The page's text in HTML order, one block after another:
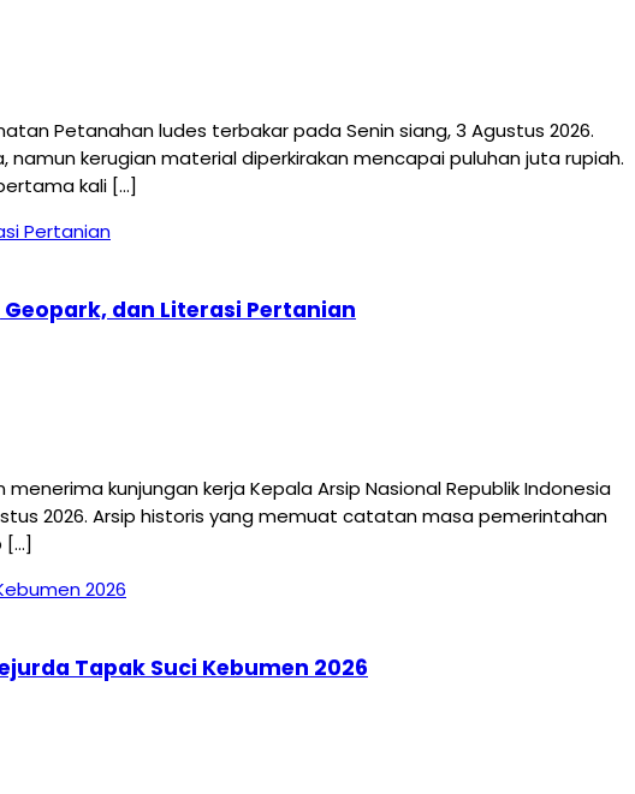
Petanahan ludes terbakar pada Senin siang, 3 Agustus 2026.
kerugian material diperkirakan mencapai puluhan juta rupiah.
kali […]
dan Literasi Pertanian
kunjungan kerja Kepala Arsip Nasional Republik Indonesia
2026. Arsip historis yang memuat catatan masa pemerintahan
[…]
Tapak Suci Kebumen 2026